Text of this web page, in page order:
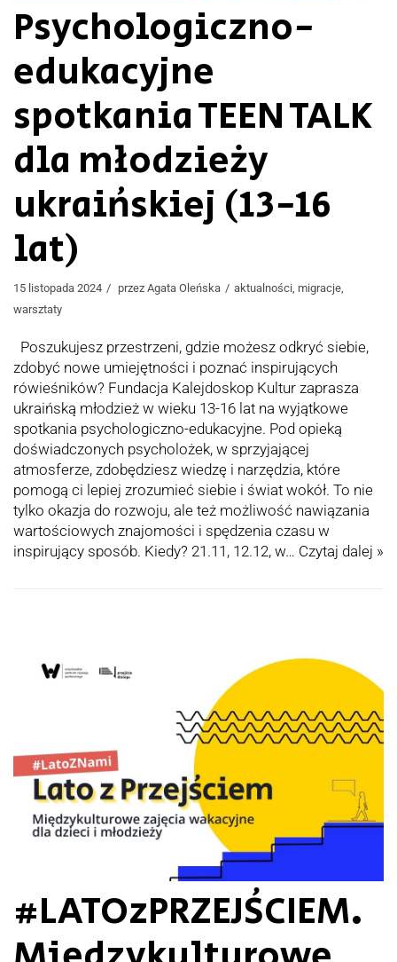
Psychologiczno-
edukacyjne
spotkania TEEN TALK
dla młodzieży
ukraińskiej (13-16
lat)
15 listopada 2024 przez Agata Oleńska aktualności, migracje,
warsztaty
Poszukujesz przestrzeni, gdzie możesz odkryć siebie,
zdobyć nowe umiejętności i poznać inspirujących
rówieśników? Fundacja Kalejdoskop Kultur zaprasza
ukraińską młodzież w wieku 13-16 lat na wyjątkowe
spotkania psychologiczno-edukacyjne. Pod opieką
doświadczonych psycholożek, w sprzyjającej
atmosferze, zdobędziesz wiedzę i narzędzia, które
pomogą ci lepiej zrozumieć siebie i świat wokół. To nie
tylko okazja do rozwoju, ale też możliwość nawiązania
wartościowych znajomości i spędzenia czasu w
inspirujący sposób. Kiedy? 21.11, 12.12, w… Czytaj dalej »
#LATOzPRZEJŚCIEM.